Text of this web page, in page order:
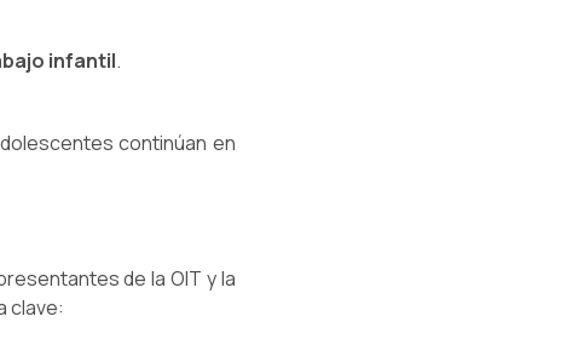
infantil.
continúan en
de la OIT y la
clave: